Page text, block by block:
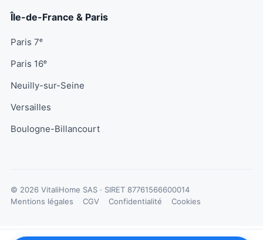
Île-de-France & Paris
Paris 7ᵉ
Paris 16ᵉ
Neuilly-sur-Seine
Versailles
Boulogne-Billancourt
© 2026 VitaliHome SAS · SIRET 87761566600014
Mentions légales
CGV Confidentialité Cookies